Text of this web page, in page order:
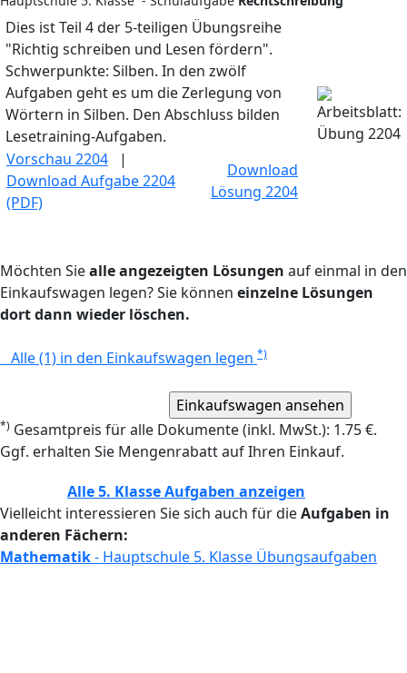
Dies ist Teil 4 der 5-teiligen Übungsreihe
"Richtig schreiben und Lesen fördern".
Schwerpunkte: Silben. In den zwölf
Aufgaben geht es um die Zerlegung von
Wörtern in Silben. Den Abschluss bilden
Lesetraining-Aufgaben.
Vorschau 2204 |
Download Aufgabe 2204
(PDF)
Download
Lösung 2204
Möchten Siealle angezeigten Lösungen auf einmal in den
Einkaufswagen legen? Sie können einzelne Lösungen
dort dann wieder löschen.
Alle (1) in den Einkaufswagen legen *)
*) Gesamtpreis für alle Dokumente (inkl. MwSt.): 1.75 €.
Ggf. erhalten Sie Mengenrabatt auf Ihren Einkauf.
Alle 5. Klasse Aufgaben anzeigen
Vielleicht interessieren Sie sich auch für dieAufgaben in
anderen Fächern:
Mathematik- Hauptschule 5. Klasse Übungsaufgaben